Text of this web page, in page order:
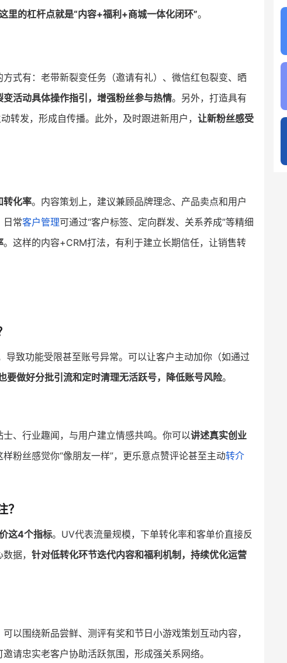
里的杠杆点就是“内容+福利+商城一体化闭环”。
方式有：老带新裂变任务（邀请有礼）、微信红包裂变、晒
变活动具体操作指引，增强粉丝参与热情。另外，打造具有
转发，形成自传播。此外，及时跟进新用户， 让新粉丝感受
转化率。内容策划上，建议兼顾品牌理念、产品卖点和用户
日常客户管理可通过“客户标签、定向群发、关系养成”等精细
。这样的内容+CRM打法，有利于建立长期信任，让销售转
导致功能受限甚至账号异常。可以让客户主动加你（如通过
要做好分批引流和定时清理无活跃号，降低账号风险。
、行业趣闻，与用户建立情感共鸣。你可以讲述真实创业
样粉丝感觉你“像朋友一样”，更乐意点赞评论甚至主动转介
？
这4个指标。UV代表流量规模，下单转化率和客单价直接反
据， 针对低转化环节迭代内容和福利机制，持续优化运营
可以围绕新品尝鲜、测评有奖和节日小游戏策划互动内容，
请忠实老客户协助活跃氛围，形成强关系网络。